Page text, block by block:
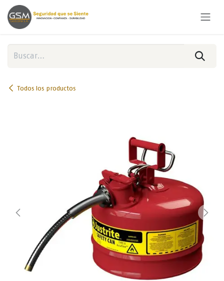
Ir al contenido
Todos los productos